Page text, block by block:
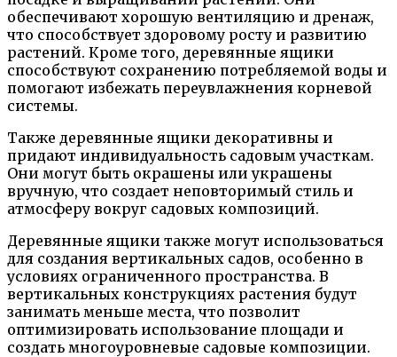
обеспечивают хорошую вентиляцию и дренаж,
что способствует здоровому росту и развитию
растений. Кроме того, деревянные ящики
способствуют сохранению потребляемой воды и
помогают избежать переувлажнения корневой
системы.
Также деревянные ящики декоративны и
придают индивидуальность садовым участкам.
Они могут быть окрашены или украшены
вручную, что создает неповторимый стиль и
атмосферу вокруг садовых композиций.
Деревянные ящики также могут использоваться
для создания вертикальных садов, особенно в
условиях ограниченного пространства. В
вертикальных конструкциях растения будут
занимать меньше места, что позволит
оптимизировать использование площади и
создать многоуровневые садовые композиции.